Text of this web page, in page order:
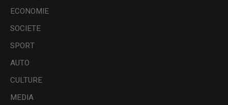
ECONOMIE
SOCIETE
SPORT
AUTO
CULTURE
MEDIA